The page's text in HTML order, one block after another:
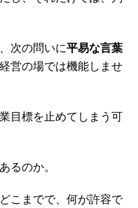
次の問いに平易な言葉
営の場では機能しませ
目標を止めてしまう可
るのか。
こまでで、何が許容で